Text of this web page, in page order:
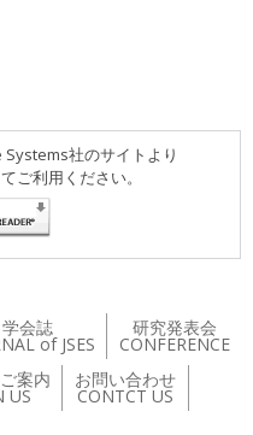
社のサイトより
ご利用ください。
学会誌
of JSES
研究発表会
CONFERENCE
案内
US
お問い合わせ
CONTCT US